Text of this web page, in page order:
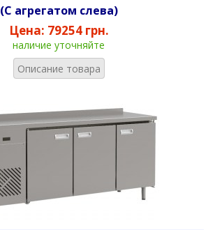
(С агрегатом слева)
Цена: 79254 грн.
наличие уточняйте
Описание товара